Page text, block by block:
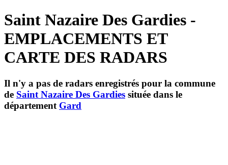
Saint Nazaire Des Gardies -
EMPLACEMENTS ET
CARTE DES RADARS
Il n'y a pas de radars enregistrés pour la commune
de Saint Nazaire Des Gardies située dans le
département Gard